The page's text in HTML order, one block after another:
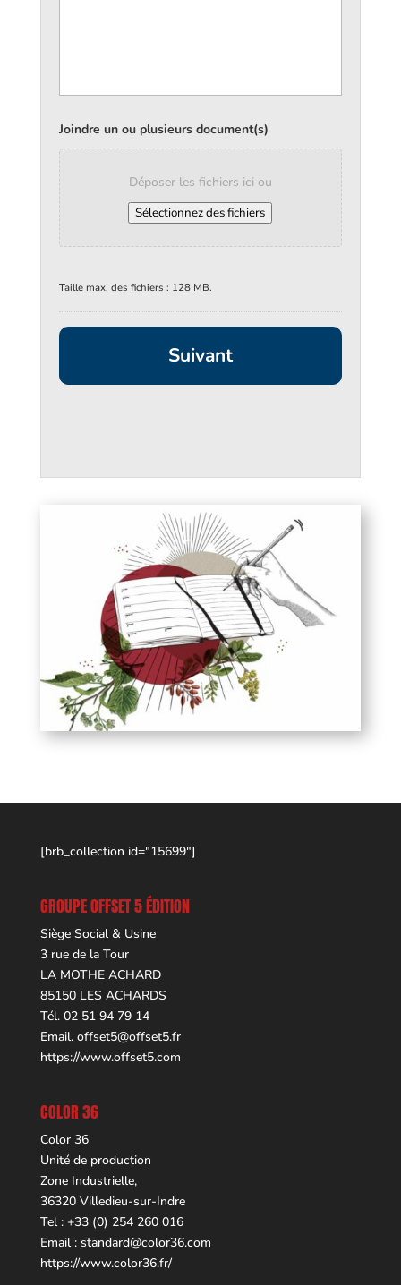
Joindre un ou plusieurs document(s)
Déposer les fichiers ici ou
Sélectionnez des fichiers
Taille max. des fichiers : 128 MB.
[brb_collection id="15699"]
GROUPE OFFSET 5 ÉDITION
Siège Social & Usine
3 rue de la Tour
LA MOTHE ACHARD
85150 LES ACHARDS
Tél. 02 51 94 79 14
Email. offset5@offset5.fr
https://www.offset5.com
COLOR 36
Color 36
Unité de production
Zone Industrielle,
36320 Villedieu-sur-Indre
Tel : +33 (0) 254 260 016
Email : standard@color36.com
https://www.color36.fr/